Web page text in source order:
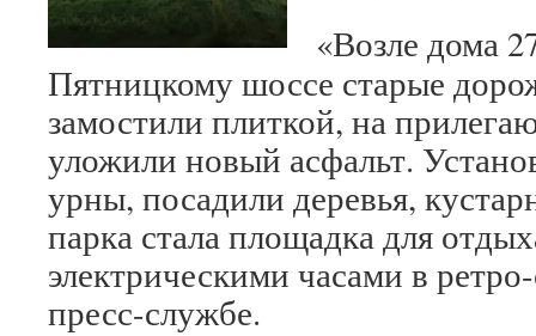
«Возле дома
Пятницкому шоссе старые
замостили плиткой, на
уложили новый асфальт.
урны, посадили деревья,
парка стала площадка для
электрическими часами в
пресс-службе.